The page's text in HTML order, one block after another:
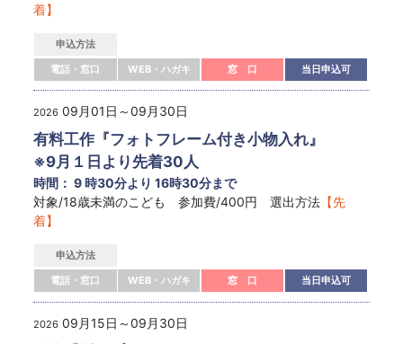
着】
申込方法
電話・窓口
WEB・ハガキ 窓 口 当日申込可
2026 09月01日～09月30日
有料工作『フォトフレーム付き小物入れ』
※9月１日より先着30人
時間： 9 時30分より 16時30分まで
対象/18歳未満のこども 参加費/400円 選出方法 【先
着】
申込方法
電話・窓口
WEB・ハガキ 窓 口 当日申込可
2026 09月15日～09月30日